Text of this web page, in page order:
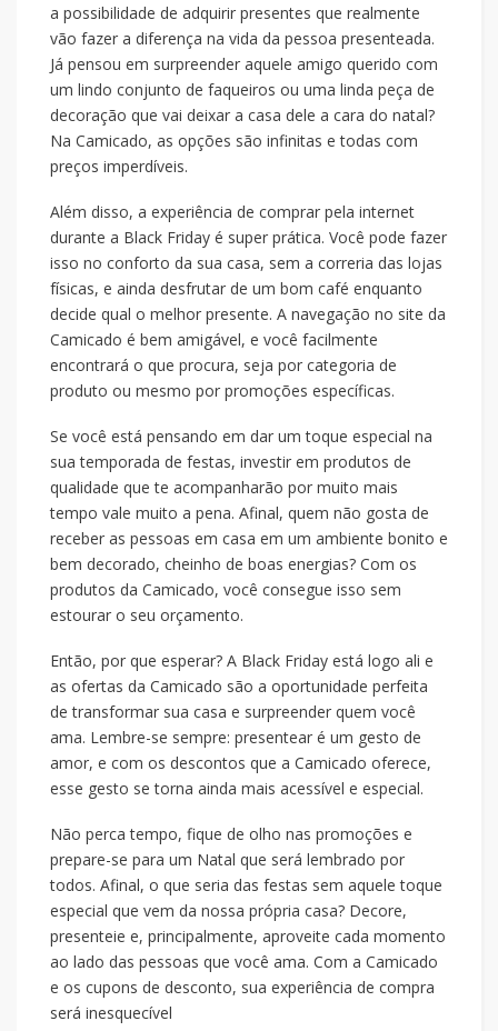
a possibilidade de adquirir presentes que realmente
vão fazer a diferença na vida da pessoa presenteada.
Já pensou em surpreender aquele amigo querido com
um lindo conjunto de faqueiros ou uma linda peça de
decoração que vai deixar a casa dele a cara do natal?
Na Camicado, as opções são infinitas e todas com
preços imperdíveis.
Além disso, a experiência de comprar pela internet
durante a Black Friday é super prática. Você pode fazer
isso no conforto da sua casa, sem a correria das lojas
físicas, e ainda desfrutar de um bom café enquanto
decide qual o melhor presente. A navegação no site da
Camicado é bem amigável, e você facilmente
encontrará o que procura, seja por categoria de
produto ou mesmo por promoções específicas.
Se você está pensando em dar um toque especial na
sua temporada de festas, investir em produtos de
qualidade que te acompanharão por muito mais
tempo vale muito a pena. Afinal, quem não gosta de
receber as pessoas em casa em um ambiente bonito e
bem decorado, cheinho de boas energias? Com os
produtos da Camicado, você consegue isso sem
estourar o seu orçamento.
Então, por que esperar? A Black Friday está logo ali e
as ofertas da Camicado são a oportunidade perfeita
de transformar sua casa e surpreender quem você
ama. Lembre-se sempre: presentear é um gesto de
amor, e com os descontos que a Camicado oferece,
esse gesto se torna ainda mais acessível e especial.
Não perca tempo, fique de olho nas promoções e
prepare-se para um Natal que será lembrado por
todos. Afinal, o que seria das festas sem aquele toque
especial que vem da nossa própria casa? Decore,
presenteie e, principalmente, aproveite cada momento
ao lado das pessoas que você ama. Com a Camicado
e os cupons de desconto, sua experiência de compra
será inesquecível